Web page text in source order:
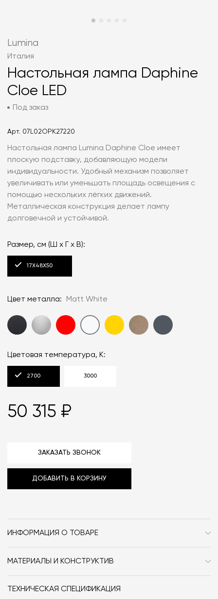
Lumina
Италия
Настольная лампа Daphine
Cloe LED
Под заказ
Арт. 07L02OPK27220
Настольная лампа Lumina Daphine Cloe имеет
плоскую подставку, добавляющую модели
индивидуальности. Удобный механизм позволяет
увеличивать или уменьшать площадь освещения с
помощью нескольких лёгких движений.
Металлическая конструкция делает лампу
долговечной и устойчивой.
Размер, см (Ш x Г x В):
17X48X50
Цвет металла: Matt White
Цветовая температура, К:
2700 3000
50 315 ₽
ЗАКАЗАТЬ ЗВОНОК
ДОБАВИТЬ В КОРЗИНУ
ИНФОРМАЦИЯ О ТОВАРЕ
Особенности
МАТЕРИАЛЫ И КОНСТРУКТИВ
металлический корпус.
ТЕХНИЧЕСКАЯ СПЕЦИФИКАЦИЯ